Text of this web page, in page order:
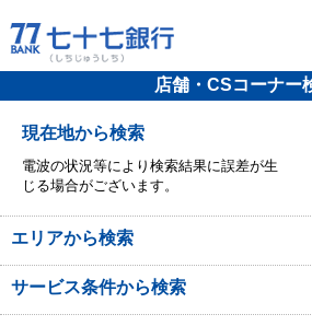
店舗・CSコーナー
現在地から検索
電波の状況等により検索結果に誤差が生
じる場合がございます。
エリアから検索
サービス条件から検索